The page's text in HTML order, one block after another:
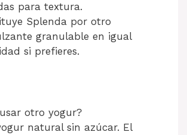
para textura.
Splenda por otro
granulable en igual
si prefieres.
otro yogur?
natural sin azúcar. El